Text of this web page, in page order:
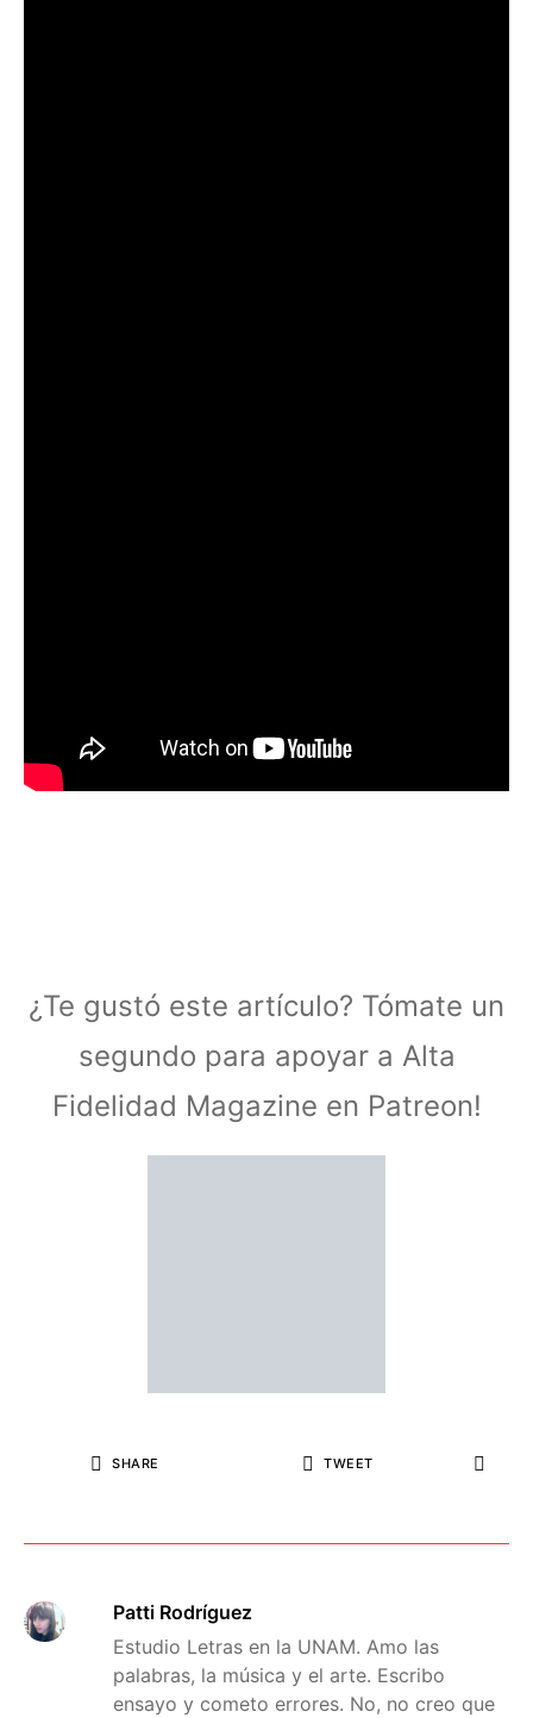
¿Te gustó este artículo? Tómate un
segundo para apoyar a Alta
Fidelidad Magazine en Patreon!
SHARE TWEET
Patti Rodríguez
Estudio Letras en la UNAM. Amo las
palabras, la música y el arte. Escribo
ensayo y cometo errores. No, no creo que